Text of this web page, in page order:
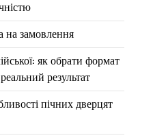
на замовлення
як обрати формат
результат
пічних дверцят